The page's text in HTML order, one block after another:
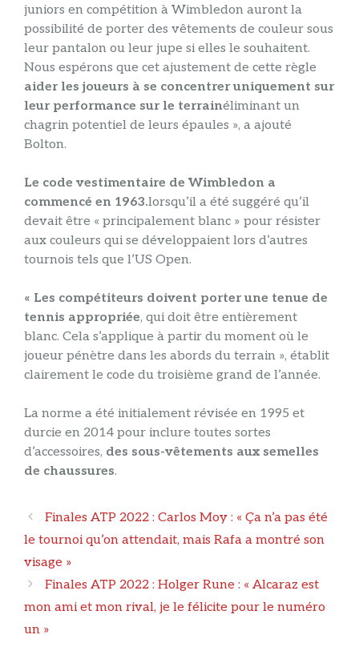
juniors en compétition à Wimbledon auront la
possibilité de porter des vêtements de couleur sous
leur pantalon ou leur jupe si elles le souhaitent.
Nous espérons que cet ajustement de cette règle
aider les joueurs à se concentrer uniquement sur
leur performance sur le terrainéliminant un
chagrin potentiel de leurs épaules », a ajouté
Bolton.
Le code vestimentaire de Wimbledon a
commencé en 1963.lorsqu’il a été suggéré qu’il
devait être « principalement blanc » pour résister
aux couleurs qui se développaient lors d’autres
tournois tels que l’US Open.
« Les compétiteurs doivent porter une tenue de
tennis appropriée, qui doit être entièrement
blanc. Cela s’applique à partir du moment où le
joueur pénètre dans les abords du terrain », établit
clairement le code du troisième grand de l’année.
La norme a été initialement révisée en 1995 et
durcie en 2014 pour inclure toutes sortes
d’accessoires, des sous-vêtements aux semelles
de chaussures.
Navigation
des
articles
Finales ATP 2022 : Carlos Moy : « Ça n’a pas été
le tournoi qu’on attendait, mais Rafa a montré son
visage »
Finales ATP 2022 : Holger Rune : « Alcaraz est
mon ami et mon rival, je le félicite pour le numéro
un »